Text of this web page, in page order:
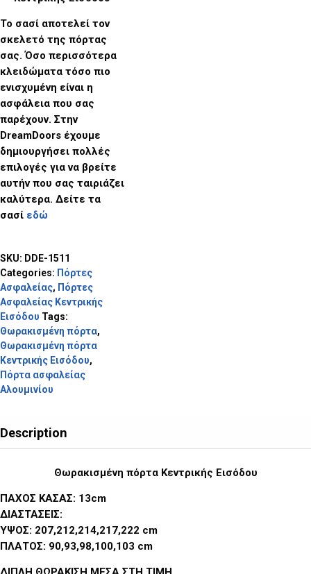
Το σασί αποτελεί τον
σκελετό της πόρτας
σας. Όσο περισσότερα
κλειδώματα τόσο πιο
ενισχυμένη είναι η
ασφάλεια που σας
παρέχουν. Στην
DreamDoors έχουμε
δημιουργήσει πολλές
επιλογές για να βρείτε
αυτήν που σας ταιριάζει
καλύτερα. Δείτε τα
σασί εδώ
SKU: DDE-1511
Categories: Πόρτες
Ασφαλείας, Πόρτες
Ασφαλείας Κεντρικής
Εισόδου Tags:
Θωρακισμένη πόρτα,
Θωρακισμένη πόρτα
Κεντρικής Εισόδου,
Πόρτα ασφαλείας
Αλουμινίου
Description
Θωρακισμένη πόρτα Κεντρικής Εισόδου
ΠΑΧΟΣ ΚΑΣΑΣ: 13cm
ΔΙΑΣΤΑΣΕΙΣ:
ΥΨΟΣ: 207,212,214,217,222 cm
ΠΛΑΤΟΣ: 90,93,98,100,103 cm